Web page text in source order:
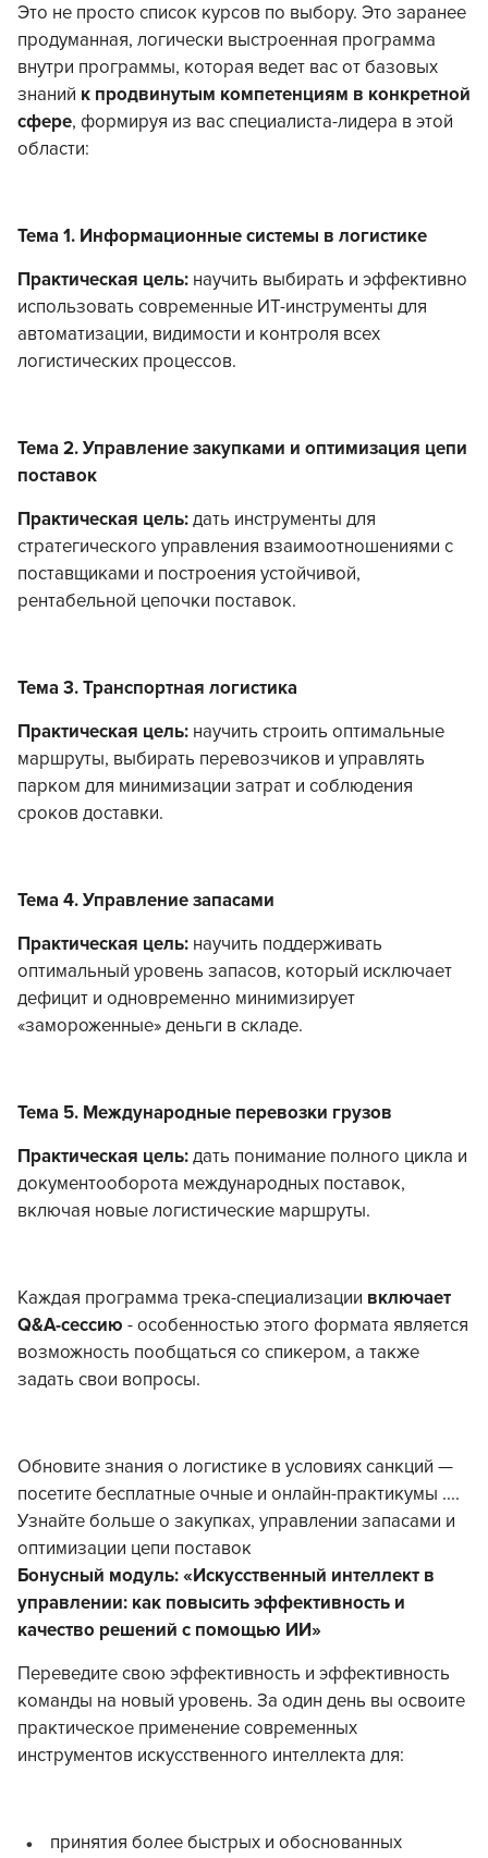
Это не просто список курсов по выбору. Это заранее
продуманная, логически выстроенная программа
внутри программы, которая ведет вас от базовых
знаний к продвинутым компетенциям в конкретной
сфере, формируя из вас специалиста-лидера в этой
области:
Тема 1. Информационные системы в логистике
Практическая цель: научить выбирать и эффективно
использовать современные ИТ-инструменты для
автоматизации, видимости и контроля всех
логистических процессов.
Тема 2. Управление закупками и оптимизация цепи
поставок
Практическая цель: дать инструменты для
стратегического управления взаимоотношениями с
поставщиками и построения устойчивой,
рентабельной цепочки поставок.
Тема 3. Транспортная логистика
Практическая цель: научить строить оптимальные
маршруты, выбирать перевозчиков и управлять
парком для минимизации затрат и соблюдения
сроков доставки.
Тема 4. Управление запасами
Практическая цель: научить поддерживать
оптимальный уровень запасов, который исключает
дефицит и одновременно минимизирует
«замороженные» деньги в складе.
Тема 5. Международные перевозки грузов
Практическая цель: дать понимание полного цикла и
документооборота международных поставок,
включая новые логистические маршруты.
Каждая программа трека-специализации включает
Q&A-сессию - особенностью этого формата является
возможность пообщаться со спикером, а также
задать свои вопросы.
Обновите знания о логистике в условиях санкций —
посетите бесплатные очные и онлайн-практикумы ....
Узнайте больше о закупках, управлении запасами и
оптимизации цепи поставок
Бонусный модуль: «Искусственный интеллект в
управлении: как повысить эффективность и
качество решений с помощью ИИ»
Переведите свою эффективность и эффективность
команды на новый уровень. За один день вы освоите
практическое применение современных
инструментов искусственного интеллекта для:
принятия более быстрых и обоснованных